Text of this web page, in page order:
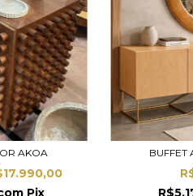
AKOA
Pix
BUFFET